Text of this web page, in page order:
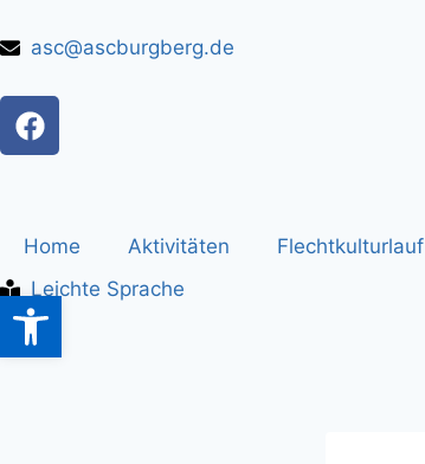
asc@ascburgberg.de
Home Aktivitäten Flechtkulturlauf
Leichte Sprache
Werkzeugleiste öffnen